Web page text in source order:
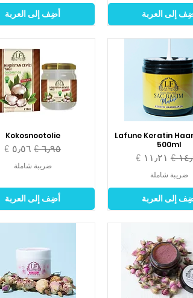
إلى العربة أضِف إلى العربة
Lafune Keratin
500ml
عاديسعر البيع
ضريبة شاملة
إلى العربة
Kokosnootolie
سعر عاديسعر البيع
ضريبة شاملة
أضِف إلى العربة